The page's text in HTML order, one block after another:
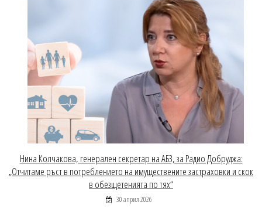
Нина Колчакова, генерален секретар на АБЗ, за Радио Добруджа:
„Отчитаме ръст в потреблението на имуществените застраховки и скок
в обезщетенията по тях“
30 април 2026